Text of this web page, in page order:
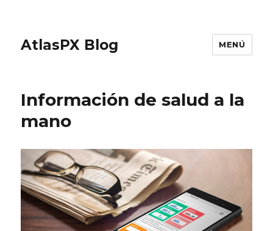
AtlasPX Blog MENÚ
Información de salud a la
mano